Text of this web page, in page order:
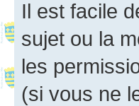
Il est facile
sujet ou la
les
(si vous ne